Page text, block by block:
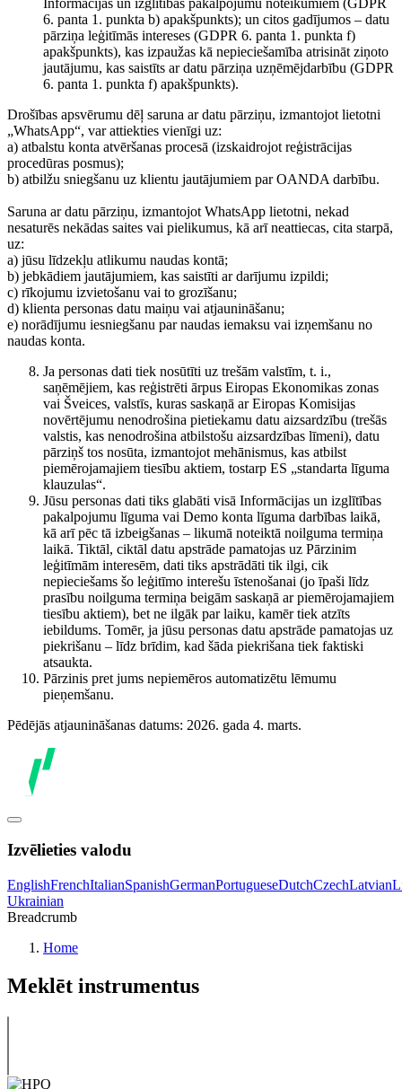
Informācijas un izglītības pakalpojumu noteikumiem (GDPR
6. panta 1. punkta b) apakšpunkts); un citos gadījumos – datu
pārziņa leģitīmās intereses (GDPR 6. panta 1. punkta f)
apakšpunkts), kas izpaužas kā nepieciešamība atrisināt ziņoto
jautājumu, kas saistīts ar datu pārziņa uzņēmējdarbību (GDPR
6. panta 1. punkta f) apakšpunkts).
Drošības apsvērumu dēļ saruna ar datu pārziņu, izmantojot lietotni
„WhatsApp“, var attiekties vienīgi uz:
a) atbalstu konta atvēršanas procesā (izskaidrojot reģistrācijas
procedūras posmus);
b) atbilžu sniegšanu uz klientu jautājumiem par OANDA darbību.
Saruna ar datu pārziņu, izmantojot WhatsApp lietotni, nekad
nesaturēs nekādas saites vai pielikumus, kā arī neattiecas, cita starpā,
uz:
a) jūsu līdzekļu atlikumu naudas kontā;
b) jebkādiem jautājumiem, kas saistīti ar darījumu izpildi;
c) rīkojumu izvietošanu vai to grozīšanu;
d) klienta personas datu maiņu vai atjaunināšanu;
e) norādījumu iesniegšanu par naudas iemaksu vai izņemšanu no
naudas konta.
Ja personas dati tiek nosūtīti uz trešām valstīm, t. i.,
saņēmējiem, kas reģistrēti ārpus Eiropas Ekonomikas zonas
vai Šveices, valstīs, kuras saskaņā ar Eiropas Komisijas
novērtējumu nenodrošina pietiekamu datu aizsardzību (trešās
valstis, kas nenodrošina atbilstošu aizsardzības līmeni), datu
pārziņš tos nosūta, izmantojot mehānismus, kas atbilst
piemērojamajiem tiesību aktiem, tostarp ES „standarta līguma
klauzulas“.
Jūsu personas dati tiks glabāti visā Informācijas un izglītības
pakalpojumu līguma vai Demo konta līguma darbības laikā,
kā arī pēc tā izbeigšanas – likumā noteiktā noilguma termiņa
laikā. Tiktāl, ciktāl datu apstrāde pamatojas uz Pārzinim
leģitīmām interesēm, dati tiks apstrādāti tik ilgi, cik
nepieciešams šo leģitīmo interešu īstenošanai (jo īpaši līdz
prasību noilguma termiņa beigām saskaņā ar piemērojamajiem
tiesību aktiem), bet ne ilgāk par laiku, kamēr tiek atzīts
iebildums. Tomēr, ja jūsu personas datu apstrāde pamatojas uz
piekrišanu – līdz brīdim, kad šāda piekrišana tiek faktiski
atsaukta.
Pārzinis pret jums nepiemēros automatizētu lēmumu
pieņemšanu.
Pēdējās atjaunināšanas datums: 2026. gada 4. marts.
Izvēlieties valodu
EnglishFrenchItalianSpanishGermanPortugueseDutchCzechLatvian
Ukrainian
Breadcrumb
Home
Meklēt instrumentus